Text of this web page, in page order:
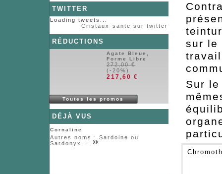
TWITTER
Loading tweets...
Cristaux-sante sur twitter
RÉDUCTIONS
Agate Bleue,
Forme Libre
272,00 €
(-20%)
217,60 €
Toutes les promos
DÉJÀ VUS
Cornaline
Autres noms : Sardoine ou
Sardonyx ...
sur le
Sur